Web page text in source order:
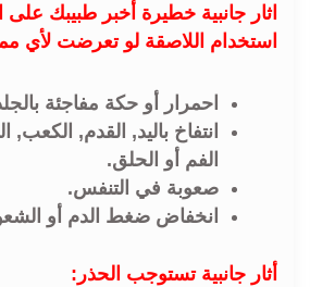
اثار جانبية خطيرة أخبر طبيبك
استخدام اللاصقة لو تعرضت لأي
احمرار أو حكة مفاجئة
انتفاخ باليد, القدم, الكعب,
الفم أو الحلق.
صعوبة في التنفس.
انخفاض ضغط الدم أو
أثار جانبية تستوجب الحذر: